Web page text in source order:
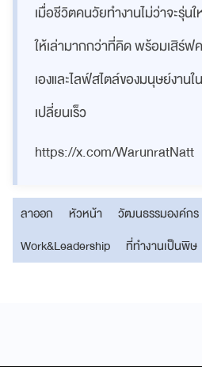
เมื่อชีวิตคนวัยทำงานไม่ว่าจะรุ่น
ให้เล่ามากกว่าที่คิด พร้อมเสิร์
เองและไลฟ์สไตล์ของมนุษย์งาน
เปลี่ยนเร็ว
https://x.com/WarunratNatt
ลาออก หัวหน้า วัฒนธรรมองค์กร
Work&Leadership
ที่ทำงานเป็นพิษ